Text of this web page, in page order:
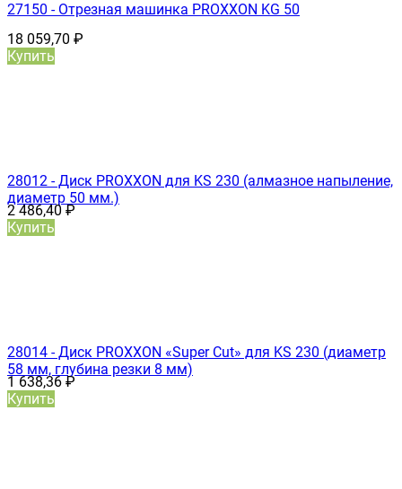
27150 - Отрезная машинка PROXXON KG 50
18 059,70 ₽
Купить
28012 - Диск PROXXON для KS 230 (алмазное напыление,
диаметр 50 мм.)
2 486,40₽
Купить
28014 - Диск PROXXON «Super Cut» для KS 230 (диаметр
58 мм, глубина резки 8 мм)
1 638,36₽
Купить